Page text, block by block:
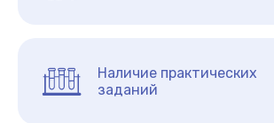
Наличие практических
заданий